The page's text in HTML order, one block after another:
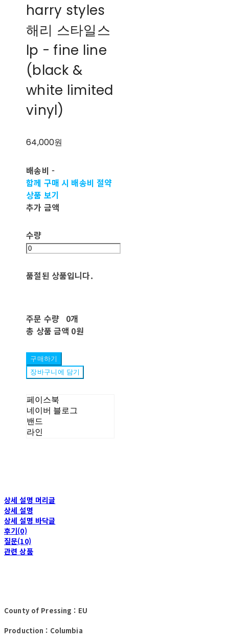
harry styles
해리 스타일스
lp - fine line
(black &
white limited
vinyl)
64,000원
배송비 -
함께 구매 시 배송비 절약
상품 보기
추가 금액
수량
품절된 상품입니다.
주문 수량 0개
총 상품 금액 0원
구매하기
장바구니에 담기
페이스북
네이버 블로그
밴드
라인
상세 설명 머리글
상세 설명
상세 설명 바닥글
후기(0)
질문(10)
관련 상품
County of Pressing : EU
Production : Columbia